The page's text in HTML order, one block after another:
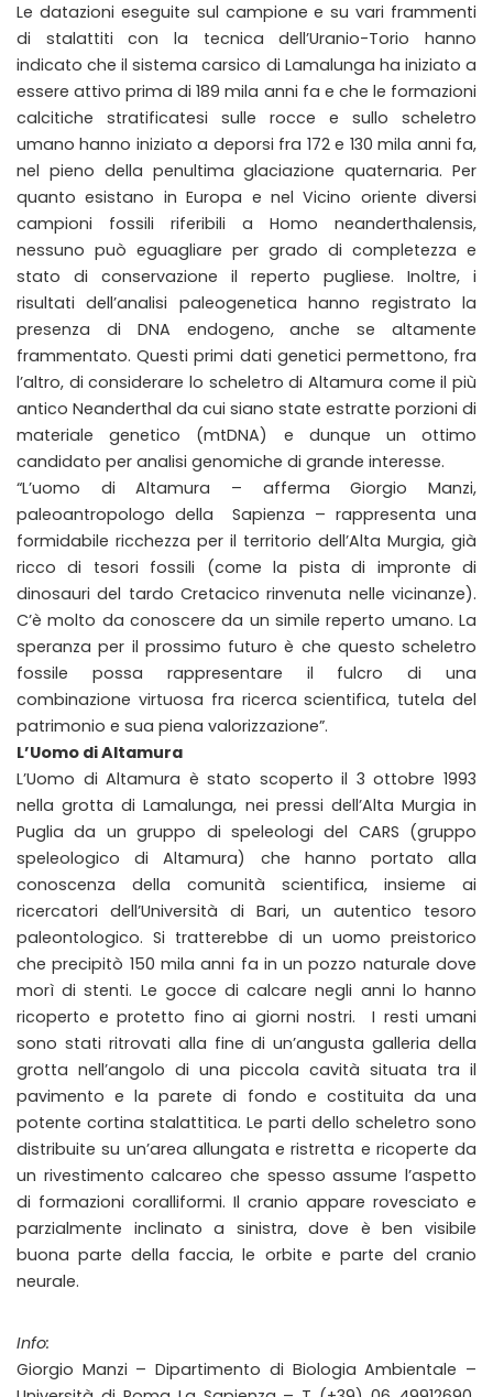
Le datazioni eseguite sul campione e su vari frammenti
di stalattiti con la tecnica dell’Uranio-Torio hanno
indicato che il sistema carsico di Lamalunga ha iniziato a
essere attivo prima di 189 mila anni fa e che le formazioni
calcitiche stratificatesi sulle rocce e sullo scheletro
umano hanno iniziato a deporsi fra 172 e 130 mila anni fa,
nel pieno della penultima glaciazione quaternaria. Per
quanto esistano in Europa e nel Vicino oriente diversi
campioni fossili riferibili a Homo neanderthalensis,
nessuno può eguagliare per grado di completezza e
stato di conservazione il reperto pugliese. Inoltre, i
risultati dell’analisi paleogenetica hanno registrato la
presenza di DNA endogeno, anche se altamente
frammentato. Questi primi dati genetici permettono, fra
l’altro, di considerare lo scheletro di Altamura come il più
antico Neanderthal da cui siano state estratte porzioni di
materiale genetico (mtDNA) e dunque un ottimo
candidato per analisi genomiche di grande interesse.
“L’uomo di Altamura – afferma Giorgio Manzi,
paleoantropologo della Sapienza – rappresenta una
formidabile ricchezza per il territorio dell’Alta Murgia, già
ricco di tesori fossili (come la pista di impronte di
dinosauri del tardo Cretacico rinvenuta nelle vicinanze).
C’è molto da conoscere da un simile reperto umano. La
speranza per il prossimo futuro è che questo scheletro
fossile possa rappresentare il fulcro di una
combinazione virtuosa fra ricerca scientifica, tutela del
patrimonio e sua piena valorizzazione”.
L’Uomo di Altamura
L’Uomo di Altamura è stato scoperto il 3 ottobre 1993
nella grotta di Lamalunga, nei pressi dell’Alta Murgia in
Puglia da un gruppo di speleologi del CARS (gruppo
speleologico di Altamura) che hanno portato alla
conoscenza della comunità scientifica, insieme ai
ricercatori dell’Università di Bari, un autentico tesoro
paleontologico. Si tratterebbe di un uomo preistorico
che precipitò 150 mila anni fa in un pozzo naturale dove
morì di stenti. Le gocce di calcare negli anni lo hanno
ricoperto e protetto fino ai giorni nostri. I resti umani
sono stati ritrovati alla fine di un’angusta galleria della
grotta nell’angolo di una piccola cavità situata tra il
pavimento e la parete di fondo e costituita da una
potente cortina stalattitica. Le parti dello scheletro sono
distribuite su un’area allungata e ristretta e ricoperte da
un rivestimento calcareo che spesso assume l’aspetto
di formazioni coralliformi. Il cranio appare rovesciato e
parzialmente inclinato a sinistra, dove è ben visibile
buona parte della faccia, le orbite e parte del cranio
neurale.
Info:
Giorgio Manzi – Dipartimento di Biologia Ambientale –